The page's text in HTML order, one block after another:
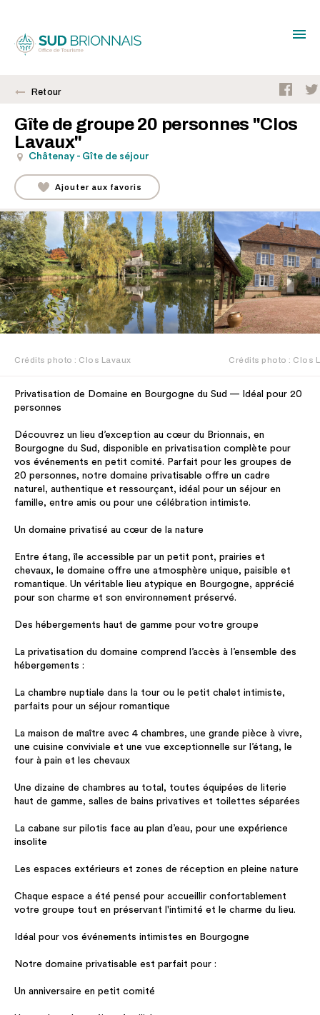
Retour
Gîte de groupe 20 personnes "Clos
Lavaux"
Châtenay - Gîte de séjour
Ajouter aux favoris
Crédits photo : Clos Lavaux Crédits photo : Clos
Privatisation de Domaine en Bourgogne du Sud — Idéal pour 20
personnes
Découvrez un lieu d’exception au cœur du Brionnais, en
Bourgogne du Sud, disponible en privatisation complète pour
vos événements en petit comité. Parfait pour les groupes de
20 personnes, notre domaine privatisable offre un cadre
naturel, authentique et ressourçant, idéal pour un séjour en
famille, entre amis ou pour une célébration intimiste.
Un domaine privatisé au cœur de la nature
Entre étang, île accessible par un petit pont, prairies et
chevaux, le domaine offre une atmosphère unique, paisible et
romantique. Un véritable lieu atypique en Bourgogne, apprécié
pour son charme et son environnement préservé.
Des hébergements haut de gamme pour votre groupe
La privatisation du domaine comprend l’accès à l’ensemble des
hébergements :
La chambre nuptiale dans la tour ou le petit chalet intimiste,
parfaits pour un séjour romantique
La maison de maître avec 4 chambres, une grande pièce à vivre,
une cuisine conviviale et une vue exceptionnelle sur l’étang, le
four à pain et les chevaux
Une dizaine de chambres au total, toutes équipées de literie
haut de gamme, salles de bains privatives et toilettes séparées
La cabane sur pilotis face au plan d’eau, pour une expérience
insolite
Les espaces extérieurs et zones de réception en pleine nature
Chaque espace a été pensé pour accueillir confortablement
votre groupe tout en préservant l'intimité et le charme du lieu.
Idéal pour vos événements intimistes en Bourgogne
Notre domaine privatisable est parfait pour :
Un anniversaire en petit comité